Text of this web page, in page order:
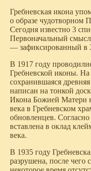
Гребневская икона
о образе
Сегодня известно 3
Первоначальный
— зафиксированный в
В 1917 году
Гребневской иконы.
сохранившаяся
написан на тонкой
Икона Божией Матери
века в Гребневском
обновленцев.
вставлена в оклад
века.
В 1935 году
разрушена, после чего